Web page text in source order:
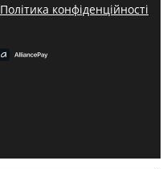
Політика конфіденційності